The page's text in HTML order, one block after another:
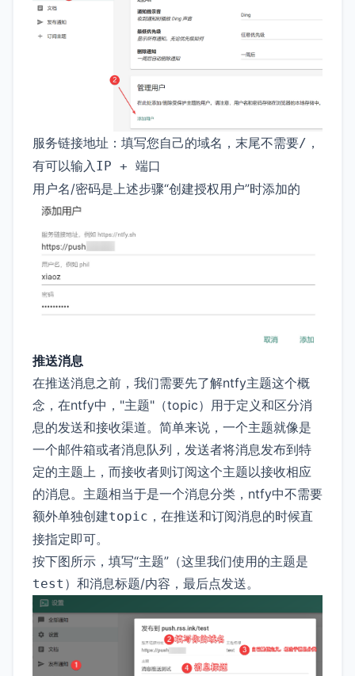
服务链接地址：填写您自己的域名，末尾不需要/ ，
有可以输入IP + 端口
用户名/密码是上述步骤“创建授权用户”时添加的
推送消息
在推送消息之前，我们需要先了解ntfy主题这个概
念，在ntfy中，"主题"（topic）用于定义和区分消
息的发送和接收渠道。简单来说，一个主题就像是
一个邮件箱或者消息队列，发送者将消息发布到特
定的主题上，而接收者则订阅这个主题以接收相应
的消息。主题相当于是一个消息分类，ntfy中不需要
额外单独创建topic ，在推送和订阅消息的时候直
接指定即可。
按下图所示，填写“主题”（这里我们使用的主题是
test ）和消息标题/内容，最后点发送。